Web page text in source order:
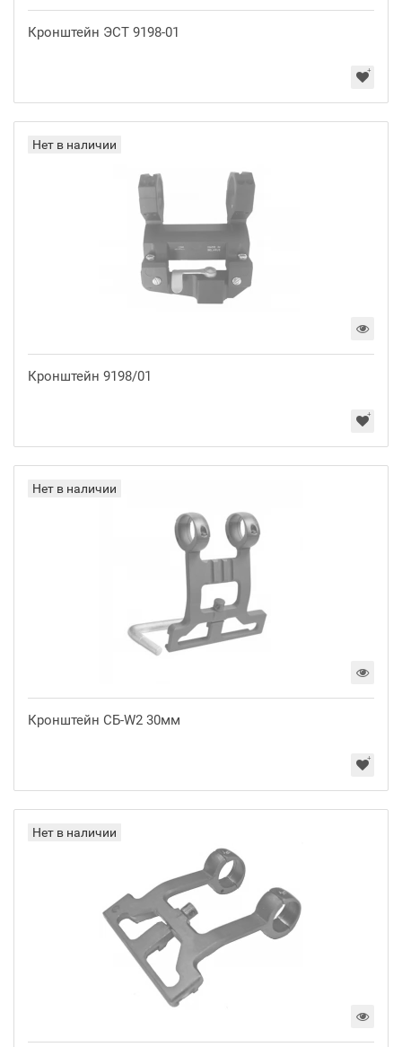
Кронштейн ЭСТ 9198-01
Нет в наличии
Кронштейн 9198/01
Нет в наличии
Кронштейн СБ-W2 30мм
Нет в наличии